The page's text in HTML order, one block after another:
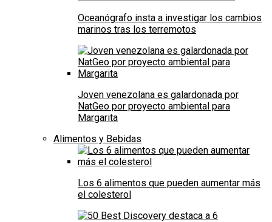
Oceanógrafo insta a investigar los cambios
marinos tras los terremotos
Joven venezolana es galardonada por
NatGeo por proyecto ambiental para
Margarita
Alimentos y Bebidas
Los 6 alimentos que pueden aumentar más
el colesterol